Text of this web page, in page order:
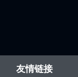
友情链接